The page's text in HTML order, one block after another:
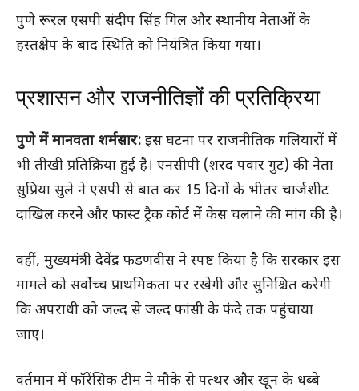
पुणे रूरल एसपी संदीप सिंह गिल और स्थानीय नेताओं के
हस्तक्षेप के बाद स्थिति को नियंत्रित किया गया।
प्रशासन और राजनीतिज्ञों की प्रतिक्रिया
पुणे में मानवता शर्मसार: इस घटना पर राजनीतिक गलियारों में
भी तीखी प्रतिक्रिया हुई है। एनसीपी (शरद पवार गुट) की नेता
सुप्रिया सुले ने एसपी से बात कर 15 दिनों के भीतर चार्जशीट
दाखिल करने और फास्ट ट्रैक कोर्ट में केस चलाने की मांग की है।
वहीं, मुख्यमंत्री देवेंद्र फडणवीस ने स्पष्ट किया है कि सरकार इस
मामले को सर्वोच्च प्राथमिकता पर रखेगी और सुनिश्चित करेगी
कि अपराधी को जल्द से जल्द फांसी के फंदे तक पहुंचाया
जाए।
वर्तमान में फॉरेंसिक टीम ने मौके से पत्थर और खून के धब्बे